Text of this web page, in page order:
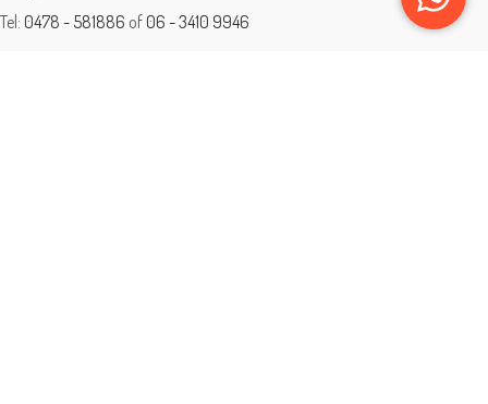
Tel: 0478 - 581886 of 06 - 3410 9946